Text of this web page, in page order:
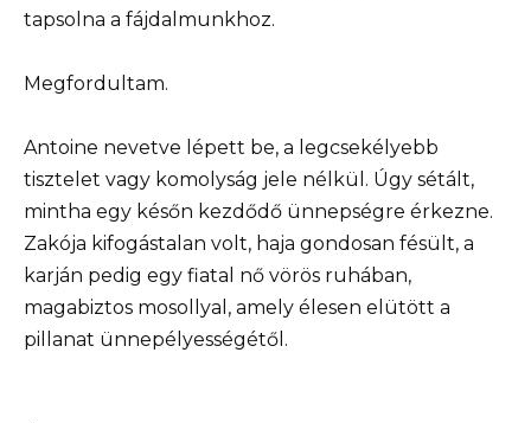
tapsolna a fájdalmunkhoz.
Megfordultam.
Antoine nevetve lépett be, a legcsekélyebb
tisztelet vagy komolyság jele nélkül. Úgy sétált,
mintha egy későn kezdődő ünnepségre érkezne.
Zakója kifogástalan volt, haja gondosan fésült, a
karján pedig egy fiatal nő vörös ruhában,
magabiztos mosollyal, amely élesen elütött a
pillanat ünnepélyességétől.